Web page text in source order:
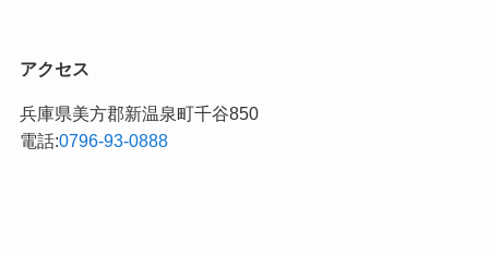
アクセス
兵庫県美方郡新温泉町千谷850
電話:0796-93-0888